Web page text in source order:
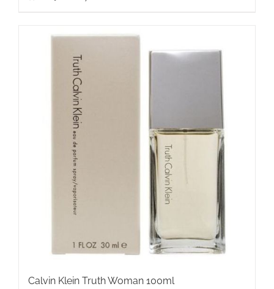
Calvin Klein Truth Woman 100ml